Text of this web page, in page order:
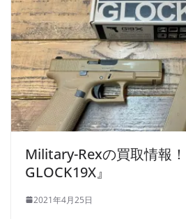
Military-Rexの買取情報
GLOCK19X』
2021年4月25日